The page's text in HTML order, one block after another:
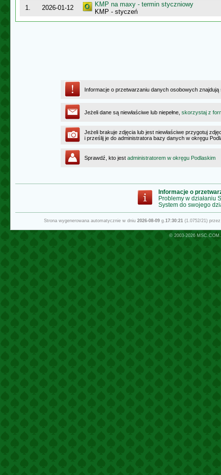
1.
2026-01-12
KMP na maxy - termin styczniowy
KMP - styczeń
Informacje o przetwarzaniu danych osobowych
Jeżeli dane są niewłaściwe lub niepełne, skorzystaj z
Jeżeli brakuje zdjęcia lub jest niewłaściwe przygotuj
i prześlij je do administratora bazy danych w okręgu
Sprawdź, kto jest administratorem w okręgu Podlaskim
Informacje o
Problemy w działaniu
System do swojego
Strona wygenerowana automatycznie w dniu 2026-08-09g.17:30:21(1.0752/21)
© 2003-2026